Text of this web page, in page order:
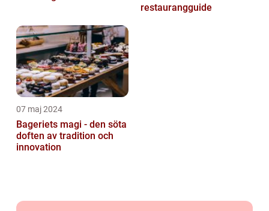
restaurangguide
07 maj 2024
Bageriets magi - den söta
doften av tradition och
innovation